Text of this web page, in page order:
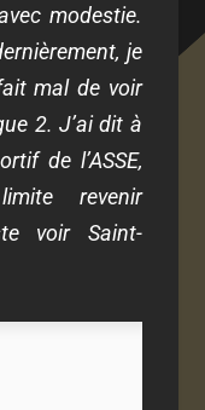
modestie.
je
mal de voir
2. J’ai dit à
de l’ASSE,
revenir
voir Saint-